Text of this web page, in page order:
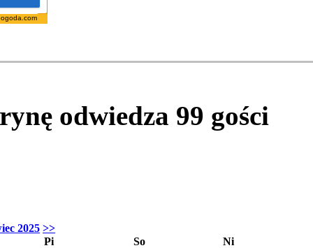
odwiedza 99 gości
2025 >>
Pi
So
Ni